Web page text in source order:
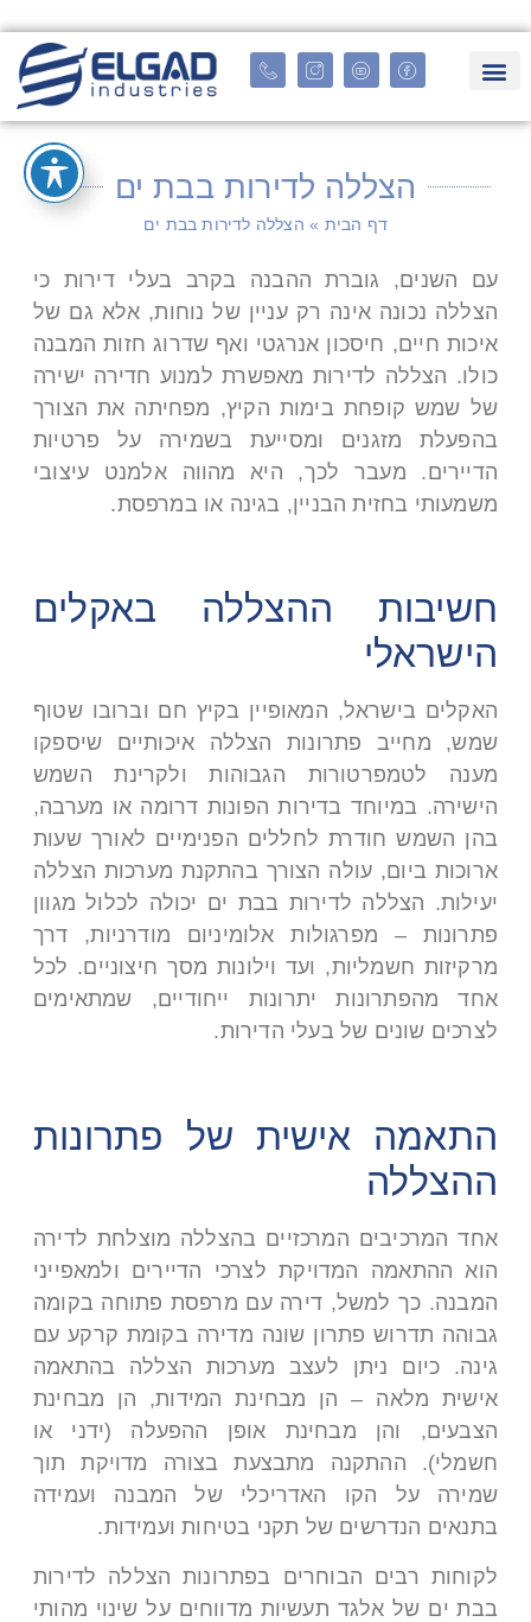
הצללה לדירות בבת ים
דף הבית » הצללה לדירות בבת ים
עם השנים, גוברת ההבנה בקרב בעלי דירות כי
הצללה נכונה אינה רק עניין של נוחות, אלא גם של
איכות חיים, חיסכון אנרגטי ואף שדרוג חזות המבנה
כולו. הצללה לדירות מאפשרת למנוע חדירה ישירה
של שמש קופחת בימות הקיץ, מפחיתה את הצורך
בהפעלת מזגנים ומסייעת בשמירה על פרטיות
הדיירים. מעבר לכך, היא מהווה אלמנט עיצובי
משמעותי בחזית הבניין, בגינה או במרפסת.
חשיבות ההצללה באקלים
הישראלי
האקלים בישראל, המאופיין בקיץ חם וברובו שטוף
שמש, מחייב פתרונות הצללה איכותיים שיספקו
מענה לטמפרטורות הגבוהות ולקרינת השמש
הישירה. במיוחד בדירות הפונות דרומה או מערבה,
בהן השמש חודרת לחללים הפנימיים לאורך שעות
ארוכות ביום, עולה הצורך בהתקנת מערכות הצללה
יעילות. הצללה לדירות בבת ים יכולה לכלול מגוון
פתרונות – מפרגולות אלומיניום מודרניות, דרך
מרקיזות חשמליות, ועד וילונות מסך חיצוניים. לכל
אחד מהפתרונות יתרונות ייחודיים, שמתאימים
לצרכים שונים של בעלי הדירות.
התאמה אישית של פתרונות
ההצללה
אחד המרכיבים המרכזיים בהצללה מוצלחת לדירה
הוא ההתאמה המדויקת לצרכי הדיירים ולמאפייני
המבנה. כך למשל, דירה עם מרפסת פתוחה בקומה
גבוהה תדרוש פתרון שונה מדירה בקומת קרקע עם
גינה. כיום ניתן לעצב מערכות הצללה בהתאמה
אישית מלאה – הן מבחינת המידות, הן מבחינת
הצבעים, והן מבחינת אופן ההפעלה (ידני או
חשמלי). ההתקנה מתבצעת בצורה מדויקת תוך
שמירה על הקו האדריכלי של המבנה ועמידה
בתנאים הנדרשים של תקני בטיחות ועמידות.
לקוחות רבים הבוחרים בפתרונות הצללה לדירות
בבת ים של אלגד תעשיות מדווחים על שינוי מהותי